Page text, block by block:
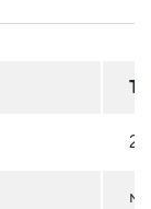
20
м